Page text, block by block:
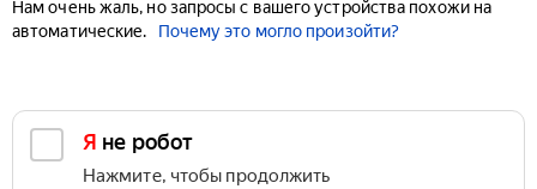
Нам очень жаль, но запросы с вашего устройства похожи на
автоматические.
Почему это могло произойти?
Я не робот
Нажмите, чтобы продолжить